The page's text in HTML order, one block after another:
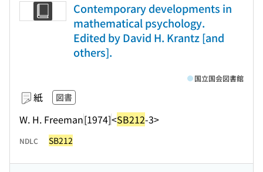
Contemporary developments in
mathematical psychology.
Edited by David H. Krantz [and
others].
紙 図書
W. H. Freeman[1974]<SB212-3>
国立国会図書館
NDLC SB212